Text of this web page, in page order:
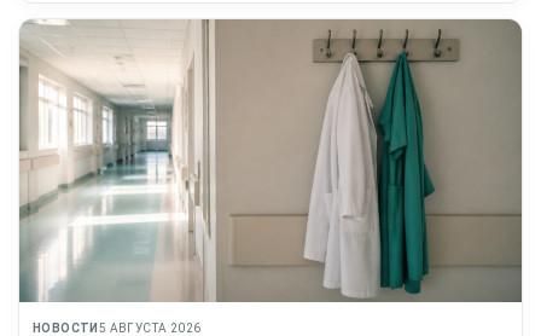
НОВОСТИ 5 АВГУСТА 2026